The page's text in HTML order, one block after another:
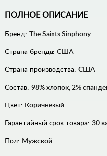
ПОЛНОЕ ОПИСАНИЕ
Бренд: The Saints Sinphony
Страна бренда: США
Страна производства: США
Состав: 98% хлопок, 2%
Цвет: Коричневый
Гарантийный срок товара: 30
Пол: Мужской